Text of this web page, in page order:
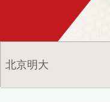
北京明大